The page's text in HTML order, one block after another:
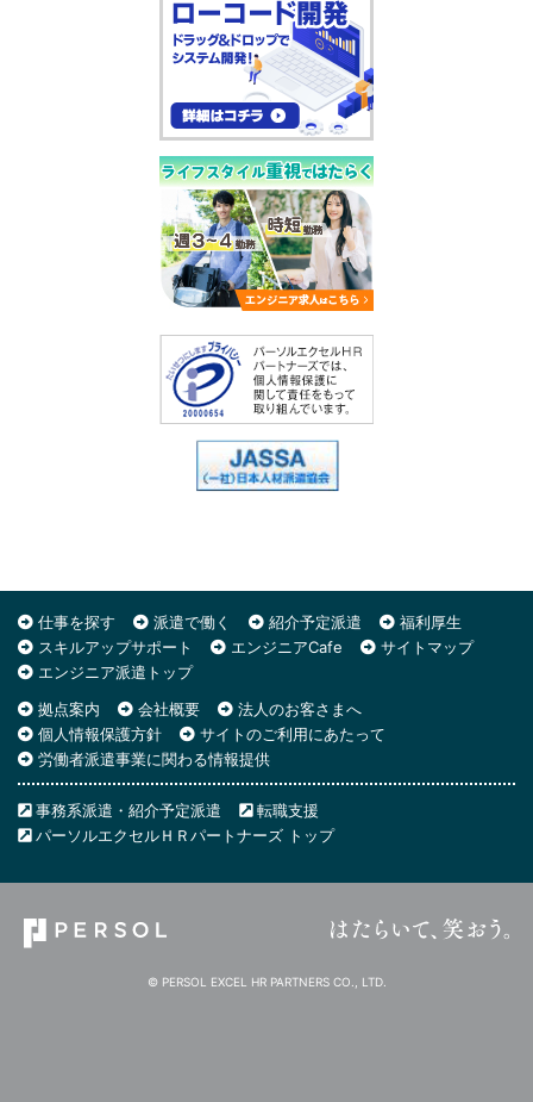
仕事を探す 派遣で働く 紹介予定派遣
福利厚生
スキルアップサポート
エンジニアCafe
サイトマップ
エンジニア派遣トップ
拠点案内
会社概要
法人のお客さまへ
個人情報保護方針
サイトのご利用にあたって
労働者派遣事業に関わる情報提供
事務系派遣・紹介予定派遣
転職支援
パーソルエクセルＨＲパートナーズ トップ
© PERSOL EXCEL HR PARTNERS CO., LTD.